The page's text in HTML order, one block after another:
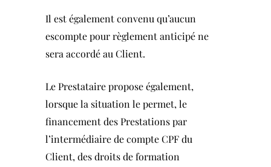
Il est également convenu qu’aucun
escompte pour règlement anticipé ne
sera accordé au Client.
Le Prestataire propose également,
lorsque la situation le permet, le
financement des Prestations par
l’intermédiaire de compte CPF du
Client, des droits de formation